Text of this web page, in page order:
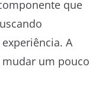
que
A
mudar um pouco